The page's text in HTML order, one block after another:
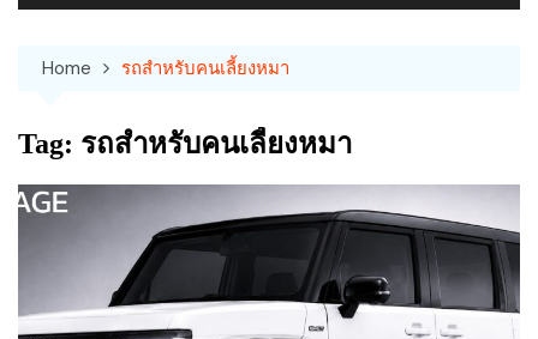
Home รถสำหรับคนเลี้ยงหมา
Tag: รถสำหรับคนเลี้ยงหมา